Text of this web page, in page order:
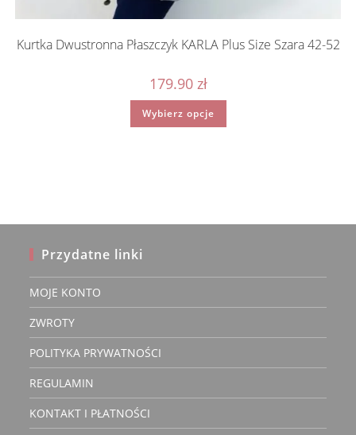
Kurtka Dwustronna Płaszczyk KARLA Plus Size Szara 42-52
179.90 zł
Wybierz opcje
Ten
ma
Przydatne linki
MOJE KONTO
ZWROTY
POLITYKA PRYWATNOŚCI
REGULAMIN
KONTAKT I PŁATNOŚCI